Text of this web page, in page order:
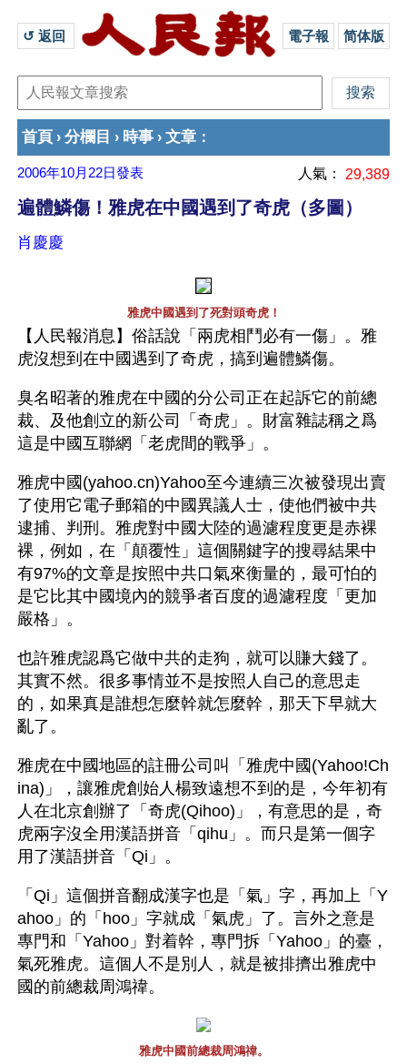
↺ 返回 電子報 简体版
首頁 › 分欄目 › 時事 › 文章 ：
2006年10月22日發表 人氣： 29,389
遍體鱗傷！雅虎在中國遇到了奇虎（多圖）
肖慶慶
雅虎中國遇到了死對頭奇虎！
【人民報消息】俗話說「兩虎相鬥必有一傷」。雅
虎沒想到在中國遇到了奇虎，搞到遍體鱗傷。
臭名昭著的雅虎在中國的分公司正在起訴它的前總
裁、及他創立的新公司「奇虎」。財富雜誌稱之爲
這是中國互聯網「老虎間的戰爭」。
雅虎中國(yahoo.cn)Yahoo至今連續三次被發現出賣
了使用它電子郵箱的中國異議人士，使他們被中共
逮捕、判刑。雅虎對中國大陸的過濾程度更是赤裸
裸，例如，在「顛覆性」這個關鍵字的搜尋結果中
有97%的文章是按照中共口氣來衡量的，最可怕的
是它比其中國境內的競爭者百度的過濾程度「更加
嚴格」。
也許雅虎認爲它做中共的走狗，就可以賺大錢了。
其實不然。很多事情並不是按照人自己的意思走
的，如果真是誰想怎麼幹就怎麼幹，那天下早就大
亂了。
雅虎在中國地區的註冊公司叫「雅虎中國(Yahoo!Ch
ina)」，讓雅虎創始人楊致遠想不到的是，今年初有
人在北京創辦了「奇虎(Qihoo)」，有意思的是，奇
虎兩字沒全用漢語拼音「qihu」。而只是第一個字
用了漢語拼音「Qi」。
「Qi」這個拼音翻成漢字也是「氣」字，再加上「Y
ahoo」的「hoo」字就成「氣虎」了。言外之意是
專門和「Yahoo」對着幹，專門拆「Yahoo」的臺，
氣死雅虎。這個人不是別人，就是被排擠出雅虎中
國的前總裁周鴻禕。
雅虎中國前總裁周鴻禕。